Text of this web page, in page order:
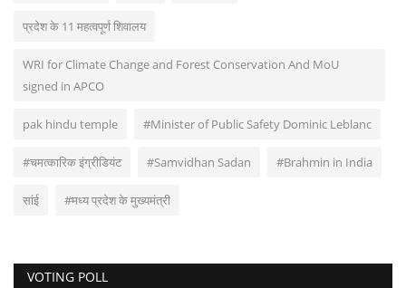
प्रदेश के 11 महत्वपूर्ण शिवालय
WRI for Climate Change and Forest Conservation And MoU
signed in APCO
pak hindu temple #Minister of Public Safety Dominic Leblanc
#चमत्कारिक इंग्रीडियंट #Samvidhan Sadan #Brahmin in India
सांई #मध्य प्रदेश के मुख्यमंत्री
VOTING POLL